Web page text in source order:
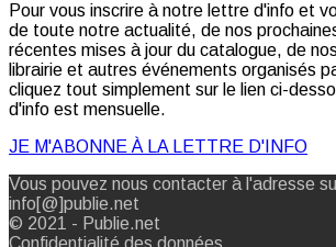
Pour vous inscrire à notre lettre d'info et
de toute notre actualité, de nos
récentes mises à jour du catalogue, de
librairie et autres événements organisés
cliquez tout simplement sur le lien ci-
d'info est mensuelle.
JE M'ABONNE À LA LETTRE D'INFO
Vous pouvez nous contacter à l'adresse
info[@]publie.net
© 2021 - Publie.net